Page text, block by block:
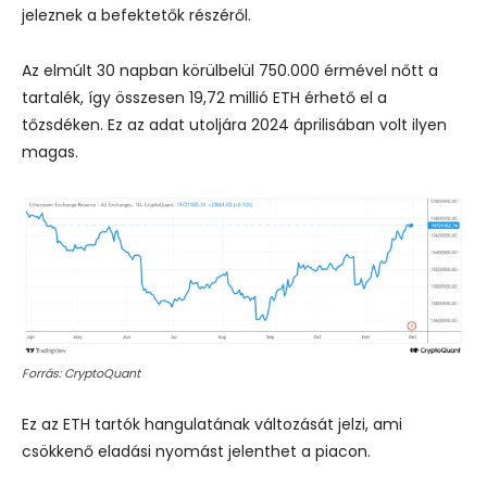
jeleznek a befektetők részéről.
Az elmúlt 30 napban körülbelül 750.000 érmével nőtt a
tartalék, így összesen 19,72 millió ETH érhető el a
tőzsdéken. Ez az adat utoljára 2024 áprilisában volt ilyen
magas.
Forrás: CryptoQuant
Ez az ETH tartók hangulatának változását jelzi, ami
csökkenő eladási nyomást jelenthet a piacon.